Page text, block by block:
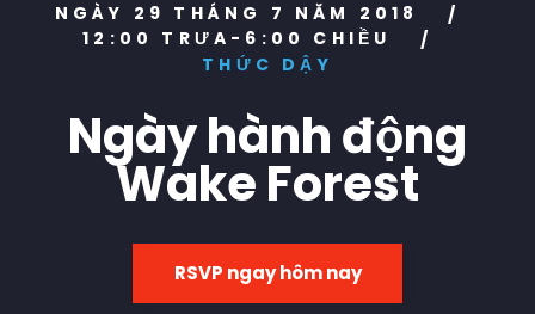
NGÀY 29 THÁNG 7 NĂM 2018
/
12:00 TRƯA-6:00 CHIỀU
/
THỨC DẬY
Ngày hành động
Wake Forest
RSVP ngay hôm nay